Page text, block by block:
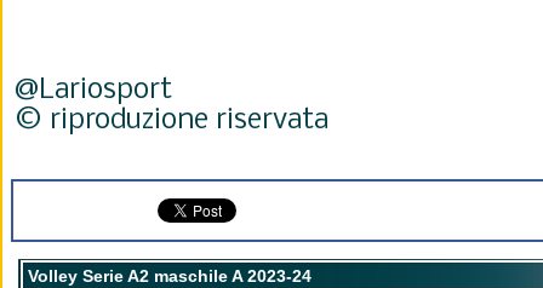
@Lariosport
© riproduzione riservata
Volley Serie A2 maschile A 2023-24